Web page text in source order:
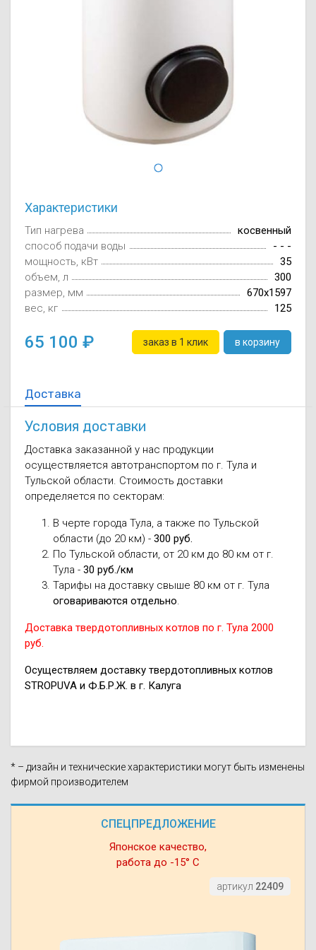
СПЕЦПРЕДЛОЖЕНИЕ
Японское качество,
работа до -15° С
артикул 22409
Характеристики
Тип нагрева
косвенный
способ подачи воды
- - -
мощность, кВт
35
объем, л
300
размер, мм
670x1597
вес, кг
125
65 100 заказ в 1 клик в корзину
Доставка
Условия доставки
Доставка заказанной у нас продукции
осуществляется автотранспортом по г. Тула и
Тульской области. Стоимость доставки
определяется по секторам:
В черте города Тула, а также по Тульской
области (до 20 км) - 300 руб.
По Тульской области, от 20 км до 80 км от г.
Тула - 30 руб./км
Тарифы на доставку свыше 80 км от г. Тула
оговариваются отдельно.
Доставка твердотопливных котлов по г. Тула 2000
руб.
Осуществляем доставку твердотопливных котлов
STROPUVA и Ф.Б.Р.Ж. в г. Калуга
* – дизайн и технические характеристики могут быть изменены
фирмой производителем